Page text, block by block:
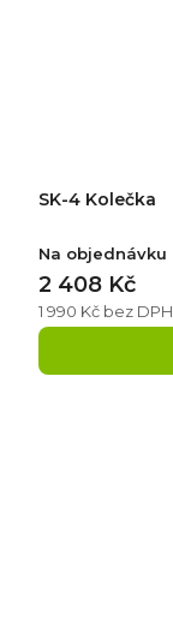
SK-4 Kolečka
Na objednávku
1 990 Kč bez DPH
2 408 Kč